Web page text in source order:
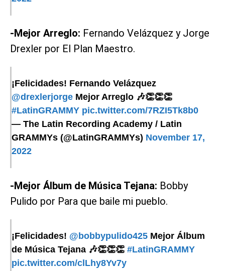
-Mejor Arreglo: Fernando Velázquez y Jorge
Drexler por El Plan Maestro.
¡Felicidades! Fernando Velázquez
@drexlerjorge Mejor Arreglo 🎶👏👏👏
#LatinGRAMMY pic.twitter.com/7RZI5Tk8b0
— The Latin Recording Academy / Latin
GRAMMYs (@LatinGRAMMYs) November 17,
2022
-Mejor Álbum de Música Tejana: Bobby
Pulido por Para que baile mi pueblo.
¡Felicidades! @bobbypulido425 Mejor Álbum
de Música Tejana 🎶👏👏👏 #LatinGRAMMY
pic.twitter.com/clLhy8Yv7y